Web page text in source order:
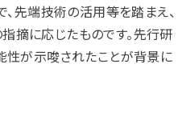
先端技術の活用等を踏まえ、
摘に応じたものです。先行研
性が示唆されたことが背景に